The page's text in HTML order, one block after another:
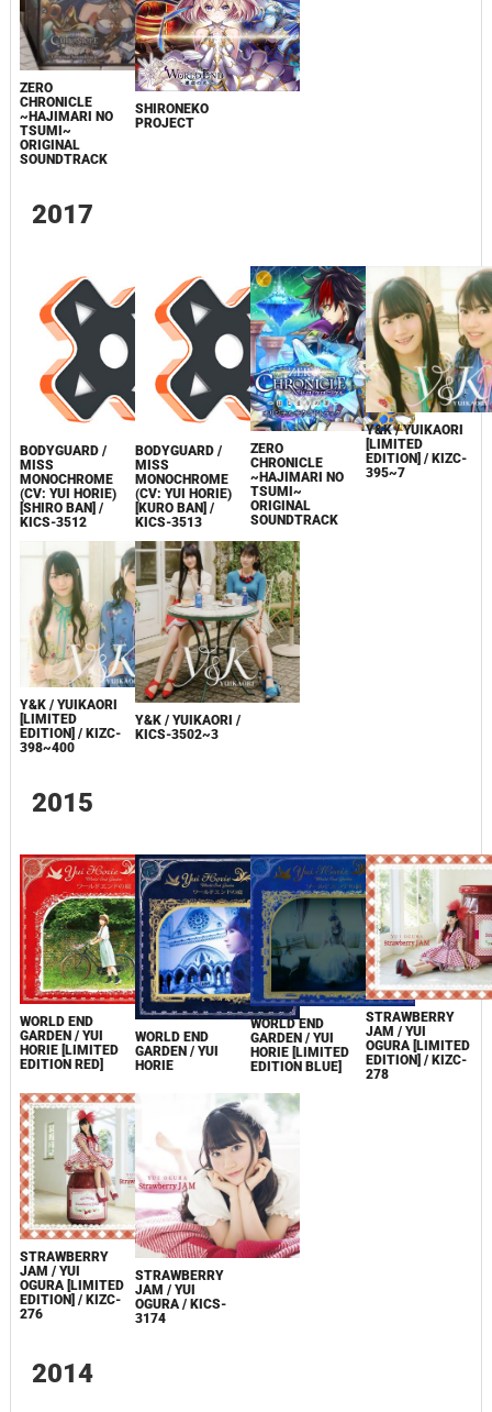
ZERO
CHRONICLE
~HAJIMARI NO
TSUMI~
ORIGINAL
SOUNDTRACK
SHIRONEKO
PROJECT
2017
BODYGUARD /
MISS
MONOCHROME
(CV: YUI HORIE)
[SHIRO BAN] /
KICS-3512
BODYGUARD /
MISS
MONOCHROME
(CV: YUI HORIE)
[KURO BAN] /
KICS-3513
ZERO
CHRONICLE
~HAJIMARI NO
TSUMI~
ORIGINAL
SOUNDTRACK
Y&K / YUIKAORI
[LIMITED
EDITION] / KIZC-
395~7
Y&K / YUIKAORI
[LIMITED
EDITION] / KIZC-
398~400
Y&K / YUIKAORI /
KICS-3502~3
2015
WORLD END
GARDEN / YUI
HORIE [LIMITED
EDITION RED]
WORLD END
GARDEN / YUI
HORIE
WORLD END
GARDEN / YUI
HORIE [LIMITED
EDITION BLUE]
STRAWBERRY
JAM / YUI
OGURA [LIMITED
EDITION] / KIZC-
278
STRAWBERRY
JAM / YUI
OGURA [LIMITED
EDITION] / KIZC-
276
STRAWBERRY
JAM / YUI
OGURA / KICS-
3174
2014